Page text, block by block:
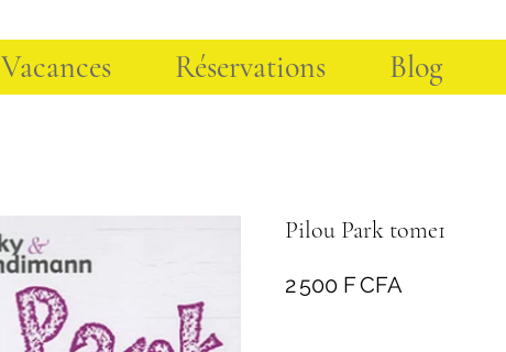
Vacances Réservations Blog
Pilou Park tome1
2 500 F CFA